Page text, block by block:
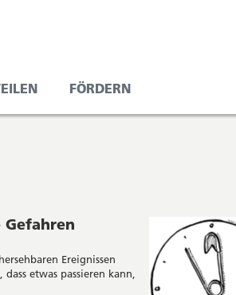
FÖRDERN
Gefahren
Ereignissen
etwas passieren kann,